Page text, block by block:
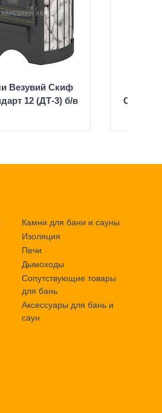
Везувий Скиф
12 (ДТ-3) б/в
Камни для бани и сауны
Изоляция
Печи
Дымоходы
Сопутствующие товары
для бань
Аксессуары для бань и
саун